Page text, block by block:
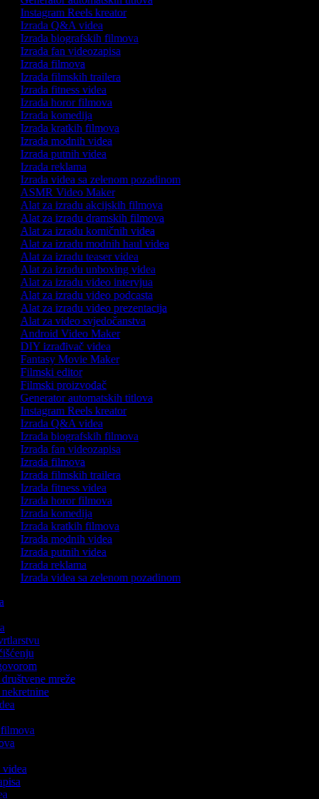
Instagram Reels kreator
Izrada Q&A videa
Izrada biografskih filmova
Izrada fan videozapisa
Izrada filmova
Izrada filmskih trailera
Izrada fitness videa
Izrada horor filmova
Izrada komedija
Izrada kratkih filmova
Izrada modnih videa
Izrada putnih videa
Izrada reklama
Izrada videa sa zelenom pozadinom
ASMR Video Maker
Alat za izradu akcijskih filmova
Alat za izradu dramskih filmova
Alat za izradu komičnih videa
Alat za izradu modnih haul videa
Alat za izradu teaser videa
Alat za izradu unboxing videa
Alat za izradu video intervjua
Alat za izradu video podcasta
Alat za izradu video prezentacija
Alat za video svjedočanstva
Android Video Maker
DIY izrađivač videa
Fantasy Movie Maker
Filmski editor
Filmski proizvođač
Generator automatskih titlova
Instagram Reels kreator
Izrada Q&A videa
Izrada biografskih filmova
Izrada fan videozapisa
Izrada filmova
Izrada filmskih trailera
Izrada fitness videa
Izrada horor filmova
Izrada komedija
Izrada kratkih filmova
Izrada modnih videa
Izrada putnih videa
Izrada reklama
Izrada videa sa zelenom pozadinom
mreže
nekretnine
videa